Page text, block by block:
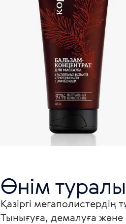
Өнім туралы
Қазіргі
Тынығуға, демалуға және